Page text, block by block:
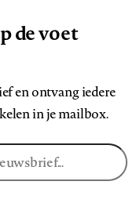
de voet
en ontvang iedere
in je mailbox.